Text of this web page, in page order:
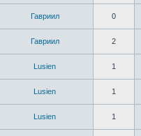
Гавриил 0
Гавриил 2
Lusien 1
Lusien 1
Lusien 1